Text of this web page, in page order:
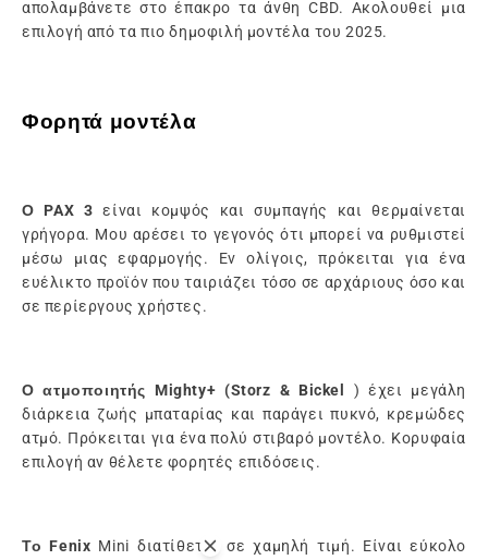
απολαμβάνετε στο έπακρο τα άνθη CBD. Ακολουθεί μια
επιλογή από τα πιο δημοφιλή μοντέλα του 2025.
Φορητά μοντέλα
Ο PAX 3 είναι κομψός και συμπαγής και θερμαίνεται
γρήγορα. Μου αρέσει το γεγονός ότι μπορεί να ρυθμιστεί
μέσω μιας εφαρμογής. Εν ολίγοις, πρόκειται για ένα
ευέλικτο προϊόν που ταιριάζει τόσο σε αρχάριους όσο και
σε περίεργους χρήστες.
Ο ατμοποιητής Mighty+ (Storz & Bickel
) έχει μεγάλη
διάρκεια ζωής μπαταρίας και παράγει πυκνό, κρεμώδες
ατμό. Πρόκειται για ένα πολύ στιβαρό μοντέλο. Κορυφαία
επιλογή αν θέλετε φορητές επιδόσεις.
Το Fenix Mini διατίθεται σε χαμηλή τιμή. Είναι εύκολο